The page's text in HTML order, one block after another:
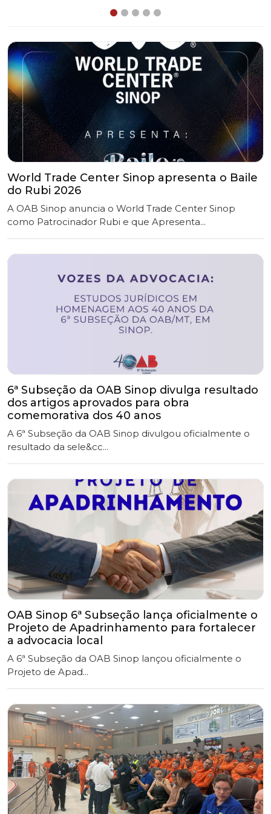
World Trade Center Sinop apresenta o Baile
do Rubi 2026
A OAB Sinop anuncia o World Trade Center Sinop
como Patrocinador Rubi e que Apresenta...
dos artigos aprovados para obra
comemorativa dos 40 anos
A 6ª Subseção da OAB Sinop divulgou oficialmente o
resultado da sele&cc...
OAB Sinop 6ª Subseção lança oficialmente o
Projeto de Apadrinhamento para fortalecer
a advocacia local
A 6ª Subseção da OAB Sinop lançou oficialmente o
Projeto de Apad...
OAB Sinop participa de Audiência Pública
sobre prevenção aos incêndios florestais.